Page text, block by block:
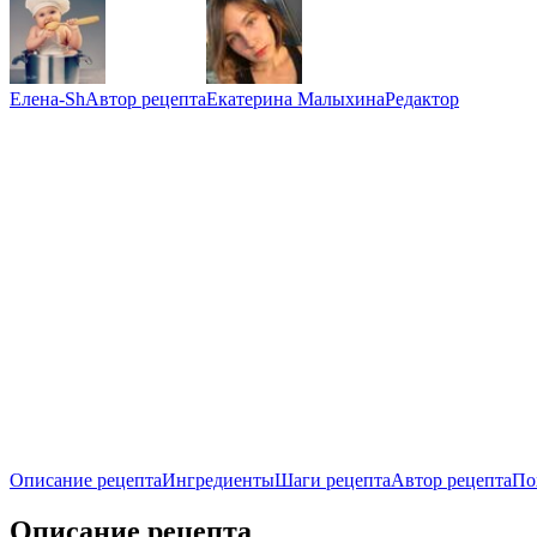
Елена-ShАвтор рецептаЕкатерина МалыхинаРедактор
Описание рецептаИнгредиентыШаги рецептаАвтор рецепта
Описание рецепта